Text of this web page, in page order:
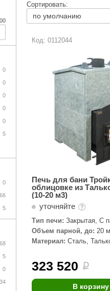
Sawo
Lacoform
Composit
Baneum
ASTON
Баня
IDABIO
Tulikivi
WDT
Schiedel
Craft
Maestro
0
0
0
0
0
5
0
66
5
68
5
0
34
Сортировать:
Код: 0112044
Печь для бани
облицовке из
(10-20 м3)
уточняйте
Тип печи: Закрытая, С
пушкой
Объем парной, до: 20
Материал: Сталь,
323 520 i
В корзину